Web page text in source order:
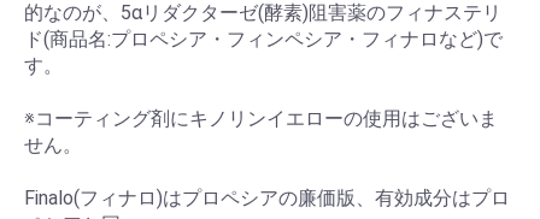
的なのが、5αリダクターゼ(酵素)阻害薬のフィナステリ
ド(商品名:プロペシア・フィンペシア・フィナロなど)で
す。
※コーティング剤にキノリンイエローの使用はございま
せん。
Finalo(フィナロ)はプロペシアの廉価版、有効成分はプロ